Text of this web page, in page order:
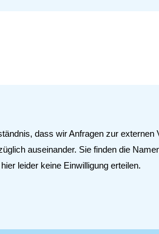
dass wir Anfragen zur
auseinander. Sie finden die
leider keine Einwilligung erteilen.